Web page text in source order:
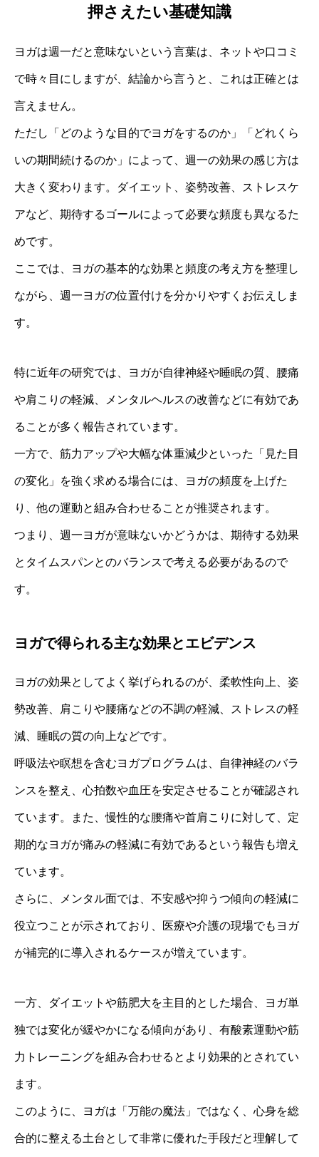
押さえたい基礎知識
ヨガは週一だと意味ないという言葉は、ネットや口コミ
で時々目にしますが、結論から言うと、これは正確とは
言えません。
ただし「どのような目的でヨガをするのか」「どれくら
いの期間続けるのか」によって、週一の効果の感じ方は
大きく変わります。ダイエット、姿勢改善、ストレスケ
アなど、期待するゴールによって必要な頻度も異なるた
めです。
ここでは、ヨガの基本的な効果と頻度の考え方を整理し
ながら、週一ヨガの位置付けを分かりやすくお伝えしま
す。
特に近年の研究では、ヨガが自律神経や睡眠の質、腰痛
や肩こりの軽減、メンタルヘルスの改善などに有効であ
ることが多く報告されています。
一方で、筋力アップや大幅な体重減少といった「見た目
の変化」を強く求める場合には、ヨガの頻度を上げた
り、他の運動と組み合わせることが推奨されます。
つまり、週一ヨガが意味ないかどうかは、期待する効果
とタイムスパンとのバランスで考える必要があるので
す。
ヨガで得られる主な効果とエビデンス
ヨガの効果としてよく挙げられるのが、柔軟性向上、姿
勢改善、肩こりや腰痛などの不調の軽減、ストレスの軽
減、睡眠の質の向上などです。
呼吸法や瞑想を含むヨガプログラムは、自律神経のバラ
ンスを整え、心拍数や血圧を安定させることが確認され
ています。また、慢性的な腰痛や首肩こりに対して、定
期的なヨガが痛みの軽減に有効であるという報告も増え
ています。
さらに、メンタル面では、不安感や抑うつ傾向の軽減に
役立つことが示されており、医療や介護の現場でもヨガ
が補完的に導入されるケースが増えています。
一方、ダイエットや筋肥大を主目的とした場合、ヨガ単
独では変化が緩やかになる傾向があり、有酸素運動や筋
力トレーニングを組み合わせるとより効果的とされてい
ます。
このように、ヨガは「万能の魔法」ではなく、心身を総
合的に整える土台として非常に優れた手段だと理解して